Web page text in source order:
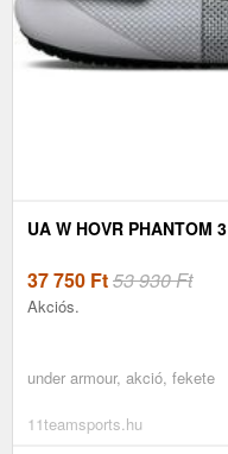
UA W HOVR PHANTOM 3
37 750 Ft53 930 Ft
Akciós.
under armour, akció, fekete
11teamsports.hu